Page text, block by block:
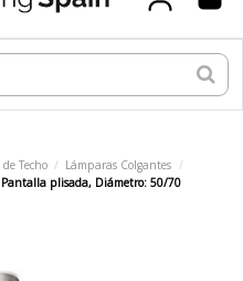
Techo
Lámparas Colgantes
Pantalla plisada, Diámetro: 50/70